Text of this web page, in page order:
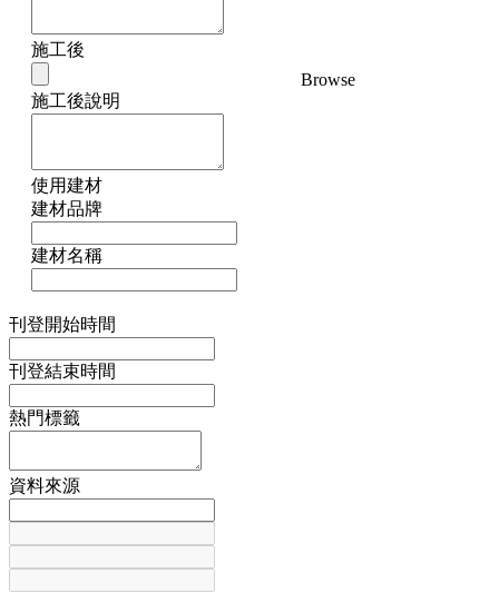
施工後
Browse
施工後說明
使用建材
建材品牌
建材名稱
刊登開始時間
刊登結束時間
熱門標籤
資料來源